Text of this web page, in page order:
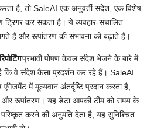
है, तो SaleAI एक अनुवर्ती संदेश, एक विशेष
कर सकता है। ये व्यवहार-संचालित
हैं और रूपांतरण की संभावना को बढ़ाते हैं।
प्रभावी पोषण केवल संदेश भेजने के बारे में
कि वे संदेश कैसा प्रदर्शन कर रहे हैं। SaleAI
एंगेजमेंट में मूल्यवान अंतर्दृष्टि प्रदान करता है,
और रूपांतरण। यह डेटा आपकी टीम को समय के
करने की अनुमति देता है, यह सुनिश्चित